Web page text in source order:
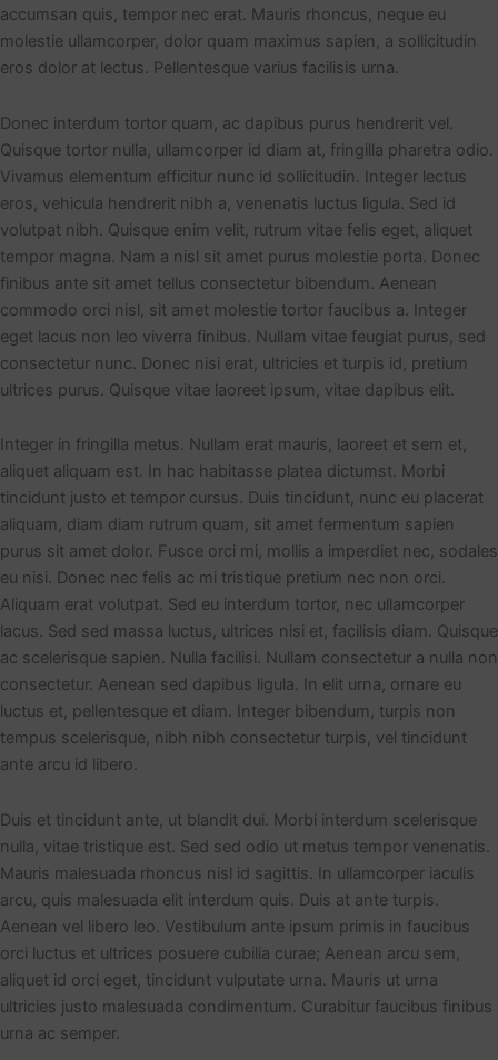
accumsan quis, tempor nec erat. Mauris rhoncus, neque eu
molestie ullamcorper, dolor quam maximus sapien, a sollicitudin
eros dolor at lectus. Pellentesque varius facilisis urna.
Donec interdum tortor quam, ac dapibus purus hendrerit vel.
Quisque tortor nulla, ullamcorper id diam at, fringilla pharetra odio.
Vivamus elementum efficitur nunc id sollicitudin. Integer lectus
eros, vehicula hendrerit nibh a, venenatis luctus ligula. Sed id
volutpat nibh. Quisque enim velit, rutrum vitae felis eget, aliquet
tempor magna. Nam a nisl sit amet purus molestie porta. Donec
finibus ante sit amet tellus consectetur bibendum. Aenean
commodo orci nisl, sit amet molestie tortor faucibus a. Integer
eget lacus non leo viverra finibus. Nullam vitae feugiat purus, sed
consectetur nunc. Donec nisi erat, ultricies et turpis id, pretium
ultrices purus. Quisque vitae laoreet ipsum, vitae dapibus elit.
Integer in fringilla metus. Nullam erat mauris, laoreet et sem et,
aliquet aliquam est. In hac habitasse platea dictumst. Morbi
tincidunt justo et tempor cursus. Duis tincidunt, nunc eu placerat
aliquam, diam diam rutrum quam, sit amet fermentum sapien
purus sit amet dolor. Fusce orci mi, mollis a imperdiet nec, sodales
eu nisi. Donec nec felis ac mi tristique pretium nec non orci.
Aliquam erat volutpat. Sed eu interdum tortor, nec ullamcorper
lacus. Sed sed massa luctus, ultrices nisi et, facilisis diam. Quisque
ac scelerisque sapien. Nulla facilisi. Nullam consectetur a nulla non
consectetur. Aenean sed dapibus ligula. In elit urna, ornare eu
luctus et, pellentesque et diam. Integer bibendum, turpis non
tempus scelerisque, nibh nibh consectetur turpis, vel tincidunt
ante arcu id libero.
Duis et tincidunt ante, ut blandit dui. Morbi interdum scelerisque
nulla, vitae tristique est. Sed sed odio ut metus tempor venenatis.
Mauris malesuada rhoncus nisl id sagittis. In ullamcorper iaculis
arcu, quis malesuada elit interdum quis. Duis at ante turpis.
Aenean vel libero leo. Vestibulum ante ipsum primis in faucibus
orci luctus et ultrices posuere cubilia curae; Aenean arcu sem,
aliquet id orci eget, tincidunt vulputate urna. Mauris ut urna
ultricies justo malesuada condimentum. Curabitur faucibus finibus
urna ac semper.